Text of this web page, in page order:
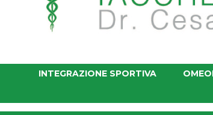
INTEGRAZIONE SPORTIVA